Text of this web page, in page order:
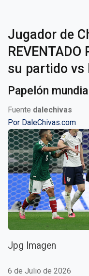
Jugador de
REVENTADO
su partido vs
Papelón
Fuente dalechivas
Por DaleChivas.com
Jpg Imagen
6 de Julio de 2026